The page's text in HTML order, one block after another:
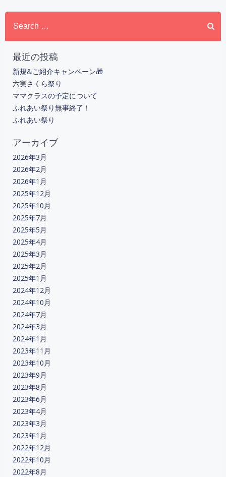
Search
for:
最近の投稿
新規&ご紹介キャンペーン🎁
六実さくら祭り
ママクラスの予定について
ふれあい祭り無事終了！
ふれあい祭り
アーカイブ
2026年3月
2026年2月
2026年1月
2025年12月
2025年10月
2025年7月
2025年5月
2025年4月
2025年3月
2025年2月
2025年1月
2024年12月
2024年10月
2024年7月
2024年3月
2024年1月
2023年11月
2023年10月
2023年9月
2023年8月
2023年6月
2023年4月
2023年3月
2023年1月
2022年12月
2022年10月
2022年8月